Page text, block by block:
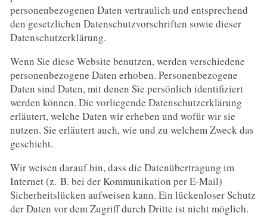
personenbezogenen Daten vertraulich und entsprechend
den gesetzlichen Datenschutzvorschriften sowie dieser
Datenschutzerklärung.
Wenn Sie diese Website benutzen, werden verschiedene
personenbezogene Daten erhoben. Personenbezogene
Daten sind Daten, mit denen Sie persönlich identifiziert
werden können. Die vorliegende Datenschutzerklärung
erläutert, welche Daten wir erheben und wofür wir sie
nutzen. Sie erläutert auch, wie und zu welchem Zweck das
geschieht.
Wir weisen darauf hin, dass die Datenübertragung im
Internet (z. B. bei der Kommunikation per E-Mail)
Sicherheitslücken aufweisen kann. Ein lückenloser Schutz
der Daten vor dem Zugriff durch Dritte ist nicht möglich.